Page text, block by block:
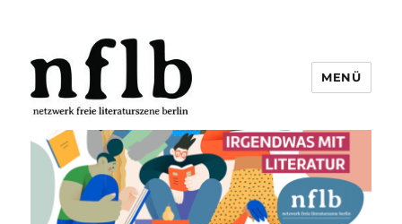
Netzwerk freie Literaturszene
Berlin e.V.
MENÜ